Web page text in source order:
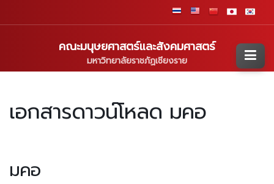
คณะมนุษยศาสตร์และสังคมศาสตร์
มหาวิทยาลัยราชภัฏเชียงราย
เอกสารดาวน์โหลด มคอ
มคอ